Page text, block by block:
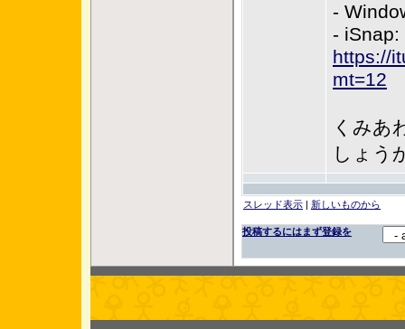
-
- iSnap:
https://
mt=12
くみあ
しょう
スレッド表示 | 新しいものから
投稿するにはまず登録を